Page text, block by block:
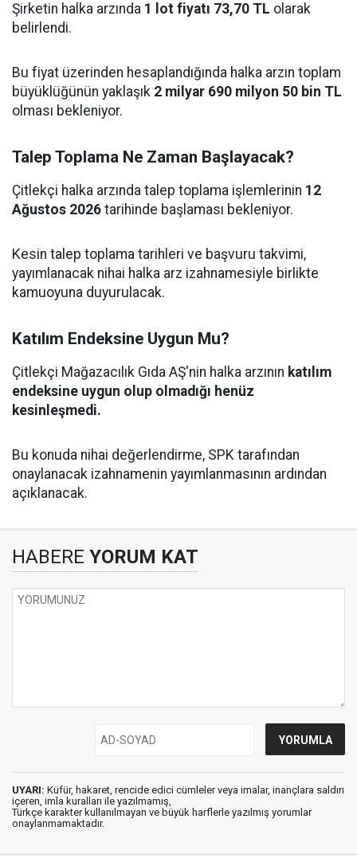
Şirketin halka arzında 1 lot fiyatı 73,70 TL olarak
belirlendi.
Bu fiyat üzerinden hesaplandığında halka arzın toplam
büyüklüğünün yaklaşık 2 milyar 690 milyon 50 bin TL
olması bekleniyor.
Talep Toplama Ne Zaman Başlayacak?
Çitlekçi halka arzında talep toplama işlemlerinin 12
Ağustos 2026 tarihinde başlaması bekleniyor.
Kesin talep toplama tarihleri ve başvuru takvimi,
yayımlanacak nihai halka arz izahnamesiyle birlikte
kamuoyuna duyurulacak.
Katılım Endeksine Uygun Mu?
Çitlekçi Mağazacılık Gıda AŞ'nin halka arzının katılım
endeksine uygun olup olmadığı henüz
kesinleşmedi.
Bu konuda nihai değerlendirme, SPK tarafından
onaylanacak izahnamenin yayımlanmasının ardından
açıklanacak.
HABERE YORUM KAT
UYARI: Küfür, hakaret, rencide edici cümleler veya imalar, inançlara saldırı
içeren, imla kuralları ile yazılmamış,
Türkçe karakter kullanılmayan ve büyük harflerle yazılmış yorumlar
onaylanmamaktadır.